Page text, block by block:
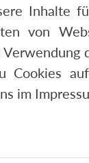
Inhalte
von
Cookies
im